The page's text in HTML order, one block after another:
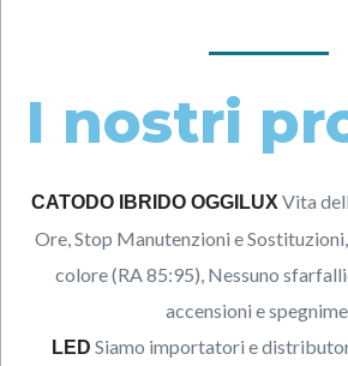
I nostri
CATODO IBRIDO OGGILUX Vita
Ore, Stop Manutenzioni e
colore (RA 85:95), Nessuno
accensioni e
LED Siamo importatori e